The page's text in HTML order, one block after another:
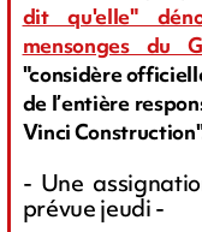
dit qu'elle"
mensonges du
"considère
de l’entière
Vinci
- Une
prévue jeudi -